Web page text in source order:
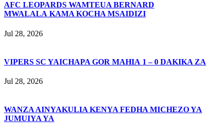
AFC LEOPARDS WAMTEUA BERNARD
MWALALA KAMA KOCHA MSAIDIZI
Jul 28, 2026
VIPERS SC YAICHAPA GOR MAHIA 1 – 0 DAKIKA ZA
Jul 28, 2026
WANZA AINYAKULIA KENYA FEDHA MICHEZO YA
JUMUIYA YA